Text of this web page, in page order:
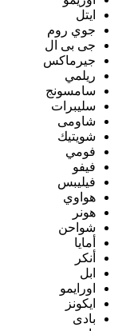
ايتل
جوي روم
جى بى ال
جيرماكس
ريلمي
سامسونج
سليبرات
شاومى
شويتيك
فومي
فيفو
فيليبس
هواوي
هونر
شواحن
أمايا
أنكر
ابل
اورايمو
ايكونز
بادى